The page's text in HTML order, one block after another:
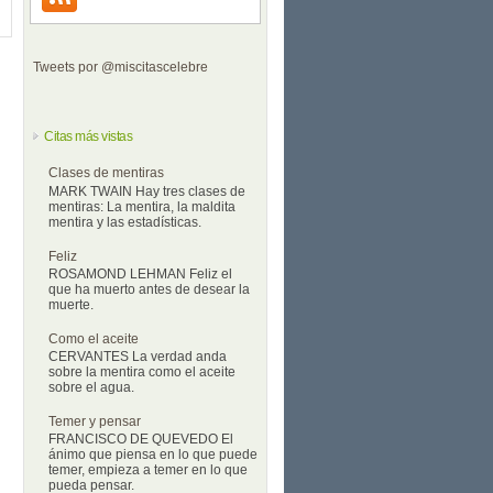
Tweets por @miscitascelebre
Citas más vistas
Clases de mentiras
MARK TWAIN Hay tres clases de
mentiras: La mentira, la maldita
mentira y las estadísticas.
Feliz
ROSAMOND LEHMAN Feliz el
que ha muerto antes de desear la
muerte.
Como el aceite
CERVANTES La verdad anda
sobre la mentira como el aceite
sobre el agua.
Temer y pensar
FRANCISCO DE QUEVEDO El
ánimo que piensa en lo que puede
temer, empieza a temer en lo que
pueda pensar.